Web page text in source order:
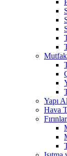
Yapı
Hava
Fırınlar